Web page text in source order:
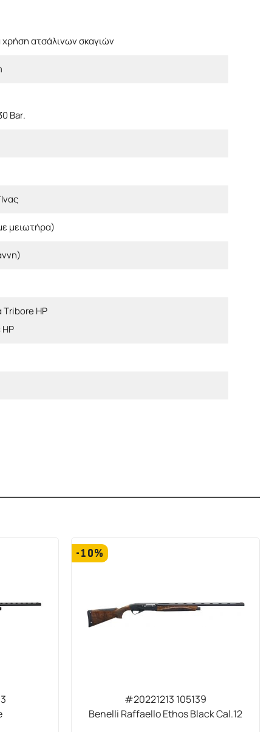
χρήση ατσάλινων σκαγιών
Bar.
μειωτήρα)
Tribore HP
#20221213 105139
Benelli Raffaello Ethos Black Cal.12
-10%